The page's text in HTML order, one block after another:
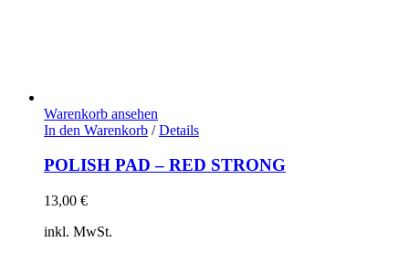
Warenkorb ansehen
In den Warenkorb / Details
POLISH PAD – RED STRONG
13,00 €
inkl. MwSt.